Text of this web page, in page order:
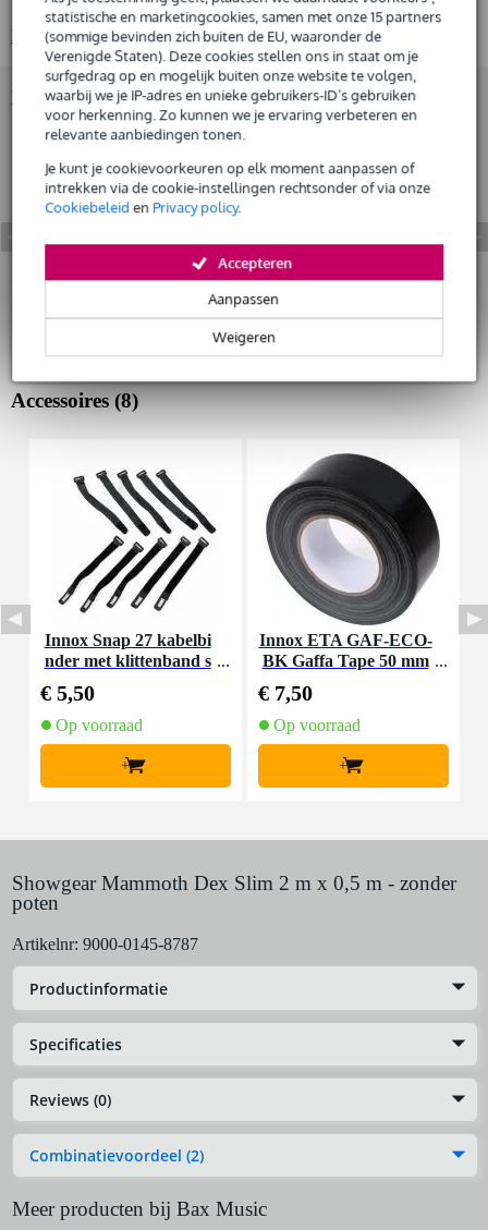
statistische en marketingcookies, samen met onze 15 partners
(sommige bevinden zich buiten de EU, waaronder de
Verenigde Staten). Deze cookies stellen ons in staat om je
surfgedrag op en mogelijk buiten onze website te volgen,
waarbij we je IP-adres en unieke gebruikers-ID’s gebruiken
voor herkenning. Zo kunnen we je ervaring verbeteren en
relevante aanbiedingen tonen.
Je kunt je cookievoorkeuren op elk moment aanpassen of
intrekken via de cookie-instellingen rechtsonder of via onze
Cookiebeleiden Privacy policy.
Weigeren
Aanpassen
Accepteren
De mogelijkheid om je product(en) met korting te kopen
Snelle vervanging door Bax Music bij een defect
Huur dit product
Bekijk alle productspecificaties
Bekijk ook eens (3)
Accessoires (8)
Innox Snap 27 kabelbi
nder met klittenband s
€ 5,50
Op voorraad
+
Innox ETA GAF-ECO-
BK Gaffa Tape 50 mm
€ 7,50
Op voorraad
+
Showgear Mammoth Dex Slim 2 m x 0,5 m - zonder
poten
Artikelnr: 9000-0145-8787
Productinformatie
Specificaties
Reviews (0)
Combinatievoordeel (2)
Meer producten bij Bax Music